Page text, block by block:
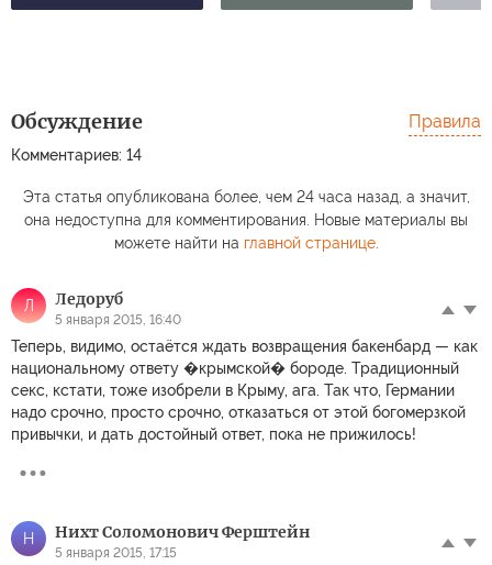
Обсуждение
Комментариев: 14
Правила
Эта статья опубликована более, чем 24 часа назад, а значит,
она недоступна для комментирования. Новые материалы вы
можете найти на главной странице.
Л Лeдoруб
5 января 2015, 16:40
Теперь, видимо, остаётся ждать возвращения бакенбард — как
национальному ответу �крымской� бороде. Традиционный
секс, кстати, тоже изобрели в Крыму, ага. Так что, Германии
надо срочно, просто срочно, отказаться от этой богомерзкой
привычки, и дать достойный ответ, пока не прижилось!
Н Нихт Соломонович Ферштейн
5 января 2015, 17:15